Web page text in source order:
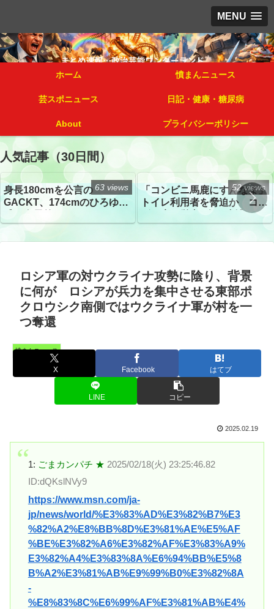
MENU
ホーム 憤まんニュース
芸スポニュース 日記・健康・糖尿病
About プライバシーポリシー
人気記事（30日間）
身長180cmを公言の
GACKT、174cmのひろゆき
トざわつき イベントでの写
真が話題
63 views
「コンビニ馬鹿にすんなよ」
トイレ利用者を脅迫か コン
52 views
ロシア軍の対ウクライナ攻勢に陰り、背景
に何が ロシアが兵力を集中させる東部ポ
クロウシク南側ではウクライナ軍が村を一
つ奪還
憤まんニュース
X Facebook はてブ
LINE コピー
2025.02.19
1: ごまカンパチ ★ 2025/02/18(火) 23:25:46.82
ID:dQKslNVy9
https://www.msn.com/ja-
jp/news/world/%E3%83%AD%E3%82%B7%E3
%82%A2%E8%BB%8D%E3%81%AE%E5%AF
%BE%E3%82%A6%E3%82%AF%E3%83%A9%
E3%82%A4%E3%83%8A%E6%94%BB%E5%8
B%A2%E3%81%AB%E9%99%B0%E3%82%8A
-
%E8%83%8C%E6%99%AF%E3%81%AB%E4%